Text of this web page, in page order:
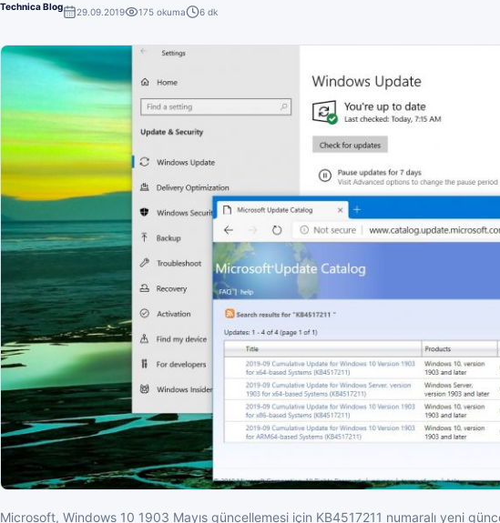
Technica Blog 29.09.2019 175 okuma 6 dk
Microsoft, Windows 10 1903 Mayıs güncellemesi için KB4517211 numaralı yeni